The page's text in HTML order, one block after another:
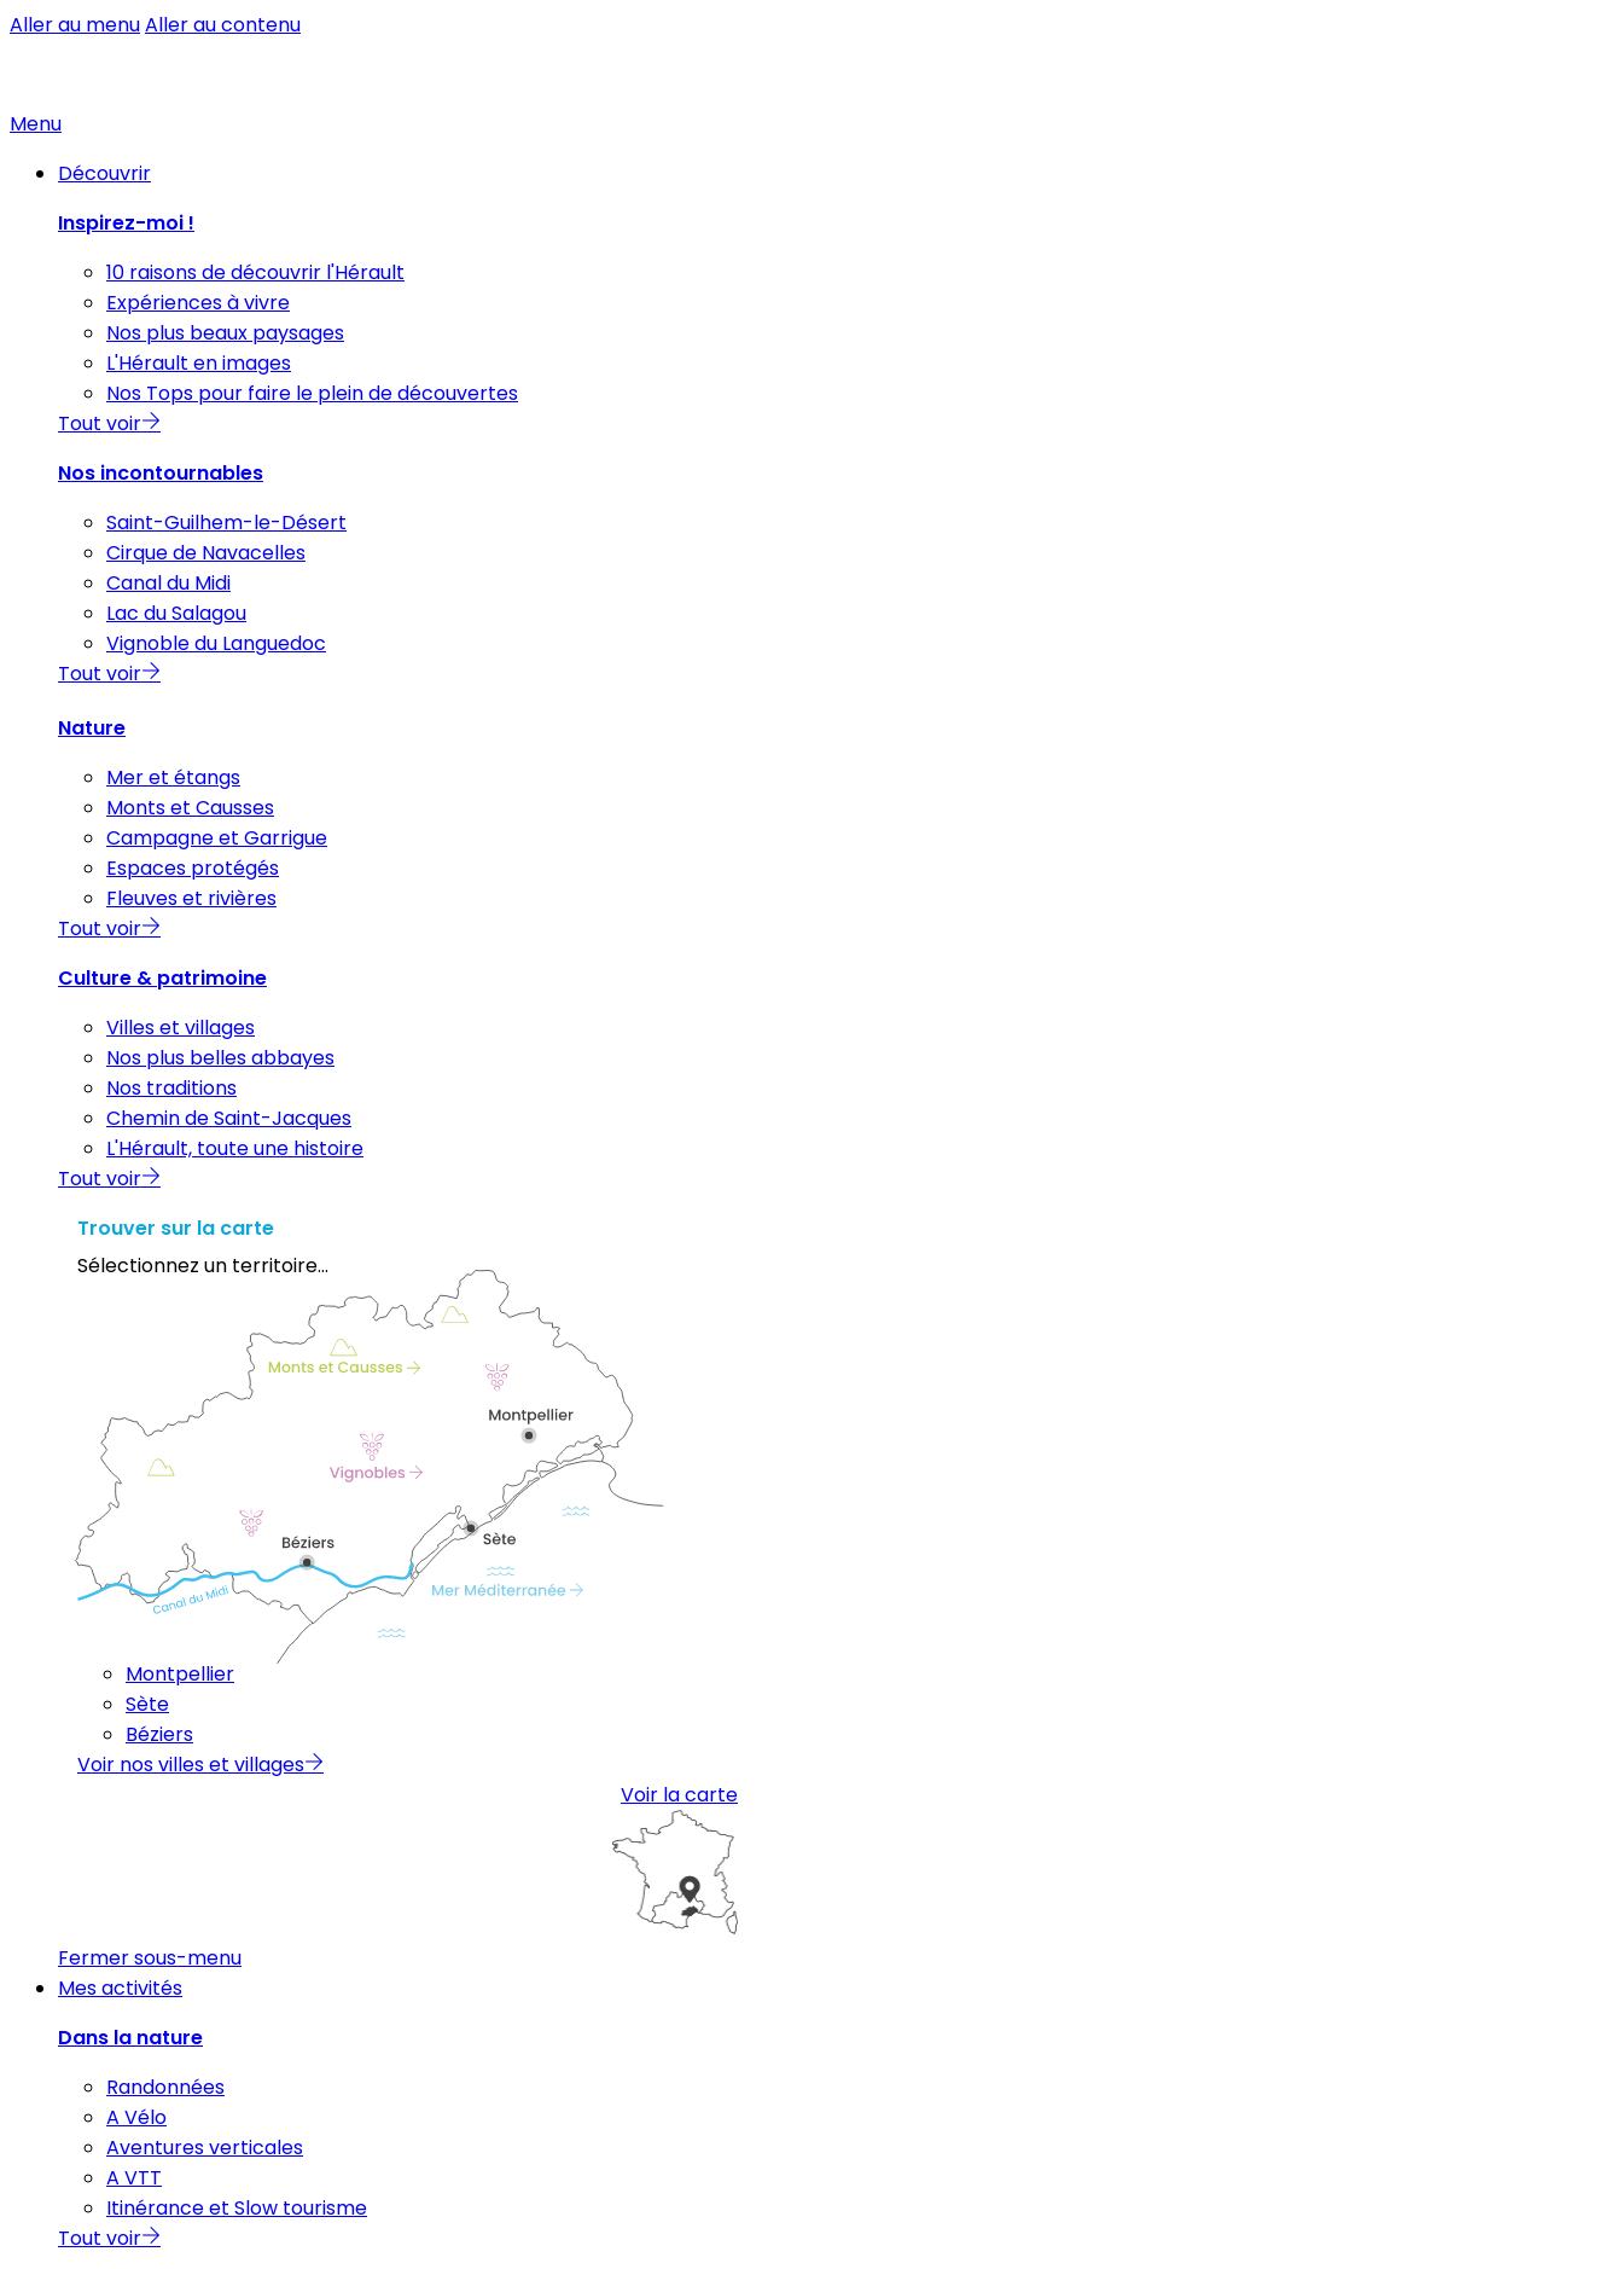
Aller au menuAller au contenu
Menu
Découvrir
Inspirez-moi !
10 raisons de découvrir l'Hérault
Expériences à vivre
Nos plus beaux paysages
L'Hérault en images
Nos Tops pour faire le plein de découvertes
Tout voir
Nos incontournables
Saint-Guilhem-le-Désert
Cirque de Navacelles
Canal du Midi
Lac du Salagou
Vignoble du Languedoc
Tout voir
Nature
Mer et étangs
Monts et Causses
Campagne et Garrigue
Espaces protégés
Fleuves et rivières
Tout voir
Culture & patrimoine
Villes et villages
Nos plus belles abbayes
Nos traditions
Chemin de Saint-Jacques
L'Hérault, toute une histoire
Tout voir
Trouver sur la carte
Sélectionnez un territoire...
Montpellier
Sète
Béziers
Voir nos villes et villages
Voir la carte
Fermer sous-menu
Mes activités
Dans la nature
Randonnées
A Vélo
Aventures verticales
A VTT
Itinérance et Slow tourisme
Tout voir